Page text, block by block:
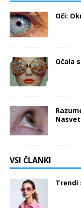
Oči:
Očala
VSI ČLANKI
Trendi